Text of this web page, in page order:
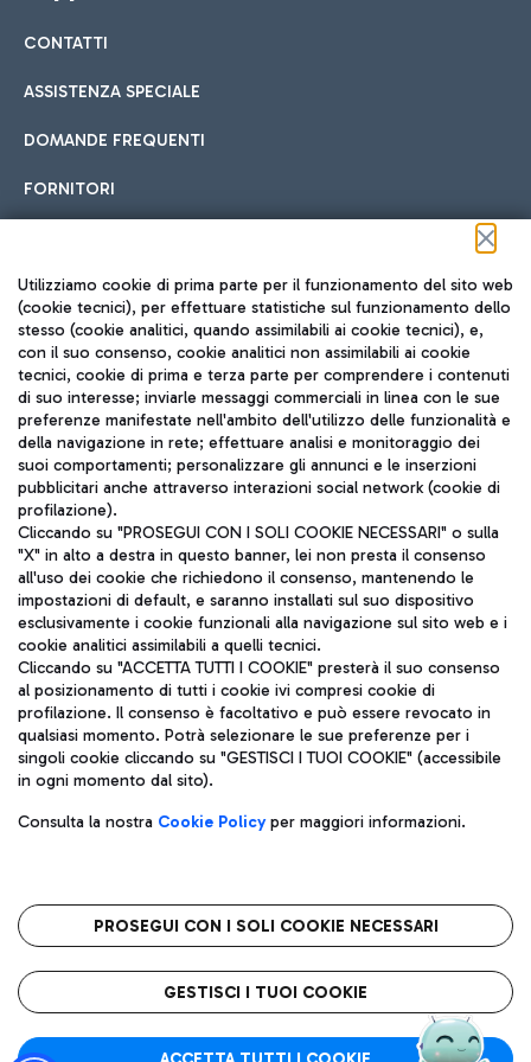
Cucina Internazionale
Fast Food
Pizza
Gelateria
Wine Bar & Sparkling
Hotel in aeroporto
Scegli l'alloggio più adatto e approfitta della vicinanza
all'aeroporto.
Car sharing
Con il Car Sharing è ancora più facile spostarsi
Treno
Raggiungi velocemente l'aeroporto di Fiumicino da Roma
tramite i servizi ferroviari Trenitalia.
Autobus
Scopri le linee di autobus per raggiungere l'aeroporto
Leonardo Da Vinci.
Raggiungi l’aeroporto senza pensieri con il servizio di taxi a
Ristoranti
Scopri la nostra offerta per una pausa gustosa in aeroporto
Mappa Aeroporto Fiumicino
CONTATTI
ASSISTENZA SPECIALE
DOMANDE FREQUENTI
FORNITORI
Seguici sui social
TRAVEL JOURNAL
ITA
Aeroporti di Roma S.p.A. - Società soggetta a direzione e
coordinamento di Mundys S.p.A.
Codice fiscale e Registro delle Imprese di Roma 13032990155 P.
IVA 06572251004
Capitale sociale 62.224.743,00 int. vers.
Sede legale: Via Pier Paolo Racchetti 1 - 00054 Fiumicino (RM)
telefono +39 06 65951
Privacy policy
Note legali
Roma FCO
L'aeroporto stellato
Utilizziamo cookie di prima parte per il funzionamento del sito web
(cookie tecnici), per effettuare statistiche sul funzionamento dello
stesso (cookie analitici, quando assimilabili ai cookie tecnici), e,
con il suo consenso, cookie analitici non assimilabili ai cookie
tecnici, cookie di prima e terza parte per comprendere i contenuti
di suo interesse; inviarle messaggi commerciali in linea con le sue
preferenze manifestate nell'ambito dell'utilizzo delle funzionalità e
della navigazione in rete; effettuare analisi e monitoraggio dei
suoi comportamenti; personalizzare gli annunci e le inserzioni
pubblicitari anche attraverso interazioni social network (cookie di
profilazione).
Cliccando su "PROSEGUI CON I SOLI COOKIE NECESSARI" o sulla
"X" in alto a destra in questo banner, lei non presta il consenso
all'uso dei cookie che richiedono il consenso, mantenendo le
impostazioni di default, e saranno installati sul suo dispositivo
esclusivamente i cookie funzionali alla navigazione sul sito web e i
cookie analitici assimilabili a quelli tecnici.
Cliccando su "ACCETTA TUTTI I COOKIE" presterà il suo consenso
al posizionamento di tutti i cookie ivi compresi cookie di
profilazione. Il consenso è facoltativo e può essere revocato in
qualsiasi momento. Potrà selezionare le sue preferenze per i
singoli cookie cliccando su "GESTISCI I TUOI COOKIE" (accessibile
in ogni momento dal sito).
Consulta la nostra Cookie Policyper maggiori informazioni.
PROSEGUI CON I SOLI COOKIE NECESSARI
GESTISCI I TUOI COOKIE